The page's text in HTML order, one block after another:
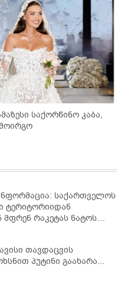
საქართველოს
ტერიტორიიდან
მფრენ რაკეტას ნატოს
ჩაუშლია
თავდაცვის
პუტინი გაახარა...